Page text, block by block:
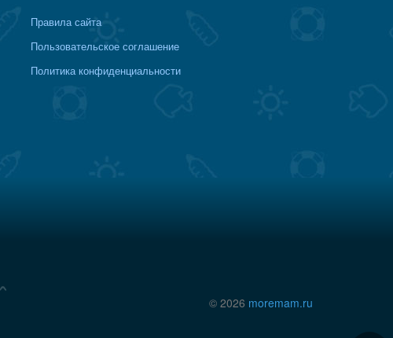
Правила сайта
Пользовательское соглашение
Политика конфиденциальности
© 2026 moremam.ru